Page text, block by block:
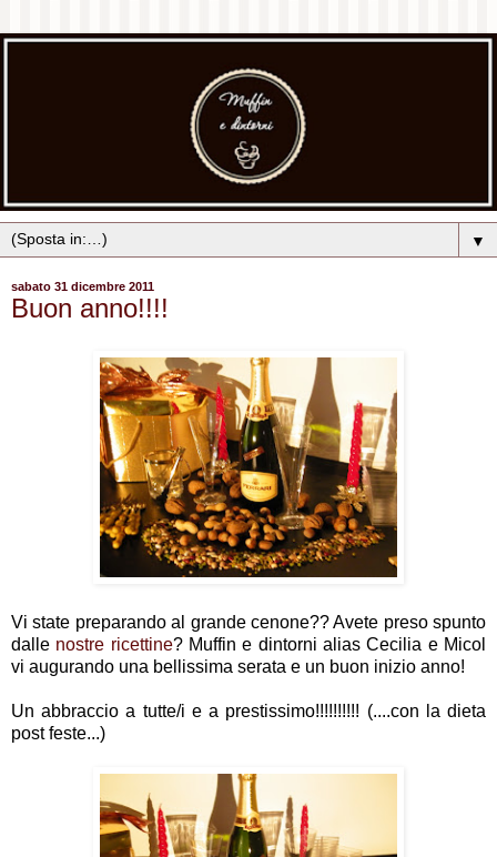
▼
sabato 31 dicembre 2011
Buon anno!!!!
Vi state preparando al grande cenone?? Avete preso spunto
dalle nostre ricettine? Muffin e dintorni alias Cecilia e Micol
vi augurando una bellissima serata e un buon inizio anno!
Un abbraccio a tutte/i e a prestissimo!!!!!!!!!! (....con la dieta
post feste...)